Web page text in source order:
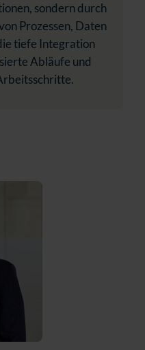
sondern durch
Prozessen, Daten
tiefe Integration
Abläufe und